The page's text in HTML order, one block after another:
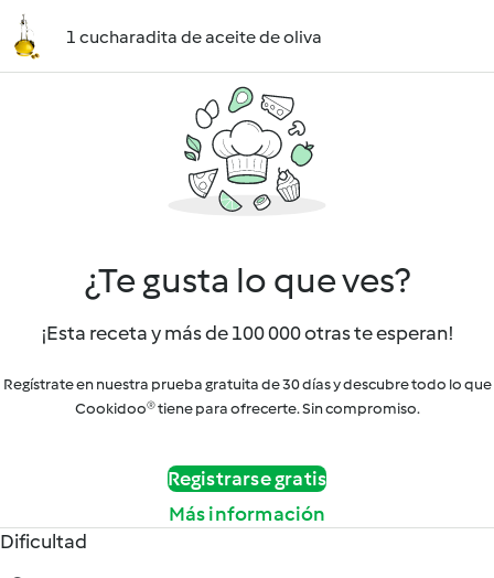
1 cucharadita de aceite de oliva
¿Te gusta lo que ves?
¡Esta receta y más de 100 000 otras te esperan!
Regístrate en nuestra prueba gratuita de 30 días y descubre todo lo que
Cookidoo® tiene para ofrecerte. Sin compromiso.
Registrarse gratis
Más información
Dificultad